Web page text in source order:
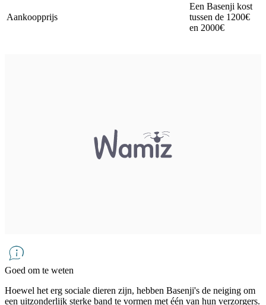
Aankoopprijs
Een Basenji kost
tussen de 1200€
en 2000€
Goed om te weten
Hoewel het erg sociale dieren zijn, hebben Basenji's de neiging om
een uitzonderlijk sterke band te vormen met één van hun verzorgers.